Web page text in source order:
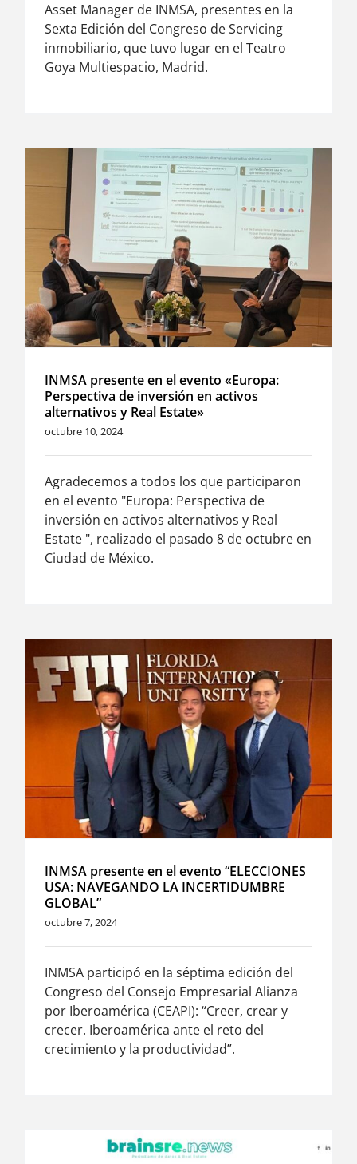
Asset Manager de INMSA, presentes en la
Sexta Edición del Congreso de Servicing
inmobiliario, que tuvo lugar en el Teatro
Goya Multiespacio, Madrid.
INMSA presente en el evento «Europa:
Perspectiva de inversión en activos
alternativos y Real Estate»
octubre 10, 2024
Agradecemos a todos los que participaron
en el evento "Europa: Perspectiva de
inversión en activos alternativos y Real
Estate ", realizado el pasado 8 de octubre en
Ciudad de México.
INMSA presente en el evento “ELECCIONES
USA: NAVEGANDO LA INCERTIDUMBRE
GLOBAL”
octubre 7, 2024
INMSA participó en la séptima edición del
Congreso del Consejo Empresarial Alianza
por Iberoamérica (CEAPI): “Creer, crear y
crecer. Iberoamérica ante el reto del
crecimiento y la productividad”.